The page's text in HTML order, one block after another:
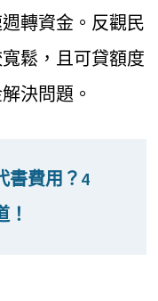
轉資金。反觀民
鬆，且可貸額度
決問題。
書費用？4